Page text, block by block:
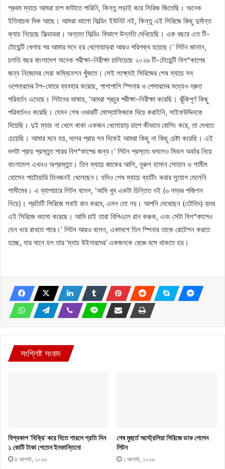
প্রথম ম্যাচে আমরা চাপ কাটাতে পারিনি, কিন্তু লড়াই করে সিরিজ জিতেছি। অনেক
ইতিবাচক দিক আছে। আমরা ভালো ফিল্ডিং ইউনিট নই, কিন্তু এই সিরিজে কিছু দুর্দান্ত
ক্যাচ নিয়েছে ফিল্ডাররা। অন্তত ফিল্ডিং বিভাগে উন্নতি দেখিয়েছি। এক বছরে এত টি-
টোয়েন্টি খেলার পর আমার মনে হয় খেলোয়াড়রা আরও পরিপক্ব হয়েছে।’ লিটন জানান,
চলতি বছর বাংলাদেশ অনেক পরীক্ষা-নিরীক্ষা চালিয়েছে ২০২৬ টি-টোয়েন্টি বিশ^কাপের
জন্য নিজেদের সেরা কম্বিনেশন খুঁজতে। সেই লক্ষ্যেই সিরিজের শেষ ম্যাচে সব
ওপেনারদের টপ-ফোরে ব্যবহার করেছে, পাশাপাশি স্পিনার ও পেসারদের মধ্যেও দ্রুত
পরিবর্তন এনেছে। লিটনের ভাষায়, ‘আমরা প্রচুর পরীক্ষা-নিরীক্ষা করেছি। ঝুঁকিপূর্ণ কিছু
পরিবর্তনও করেছি। যেমন শেষ ওভারটি মোস্তাফিজকে দিয়ে করাইনি, সাইফউদ্দিনকে
দিয়েছি। দুই ম্যাচ না খেলে থাকা একজন খেলোয়াড় চাপে কীভাবে বোলিং করে, তা দেখতে
চেয়েছি। আমার মনে হয়, দলের প্রায় সব দিকেই আমরা কিছু না কিছু চেষ্টা করেছি। এই
দলটা প্রায় প্রস্তুত পরের বিশ^কাপের জন্য।’ লিটন প্রস্তত বললেও মিডল অর্ডার নিয়ে
বাংলাদেশ এখনও অপ্রস্তুত। তিন ম্যাচে জাকের আলি, নুরুল হাসান সোহান ও শামীম
হোসেন পাটোয়ারি তিনজনই খেলেছেন। যদিও শেষ ম্যাচে ব্যাটিং করার সুযোগ মেলেনি
শামীমের। এ ব্যাপয়ারে লিটন বলেন, ‘আমি খুব একটা চিন্তিত নই (৬ নম্বর পজিশন
নিয়ে)। প্রতিটি সিরিজে সবাই রান করবে, এমন তো নয়। আপনি দেখেছেন (তৌহিদ) হৃদয়
এই সিরিজে ভালো করেছে। আমি চাই তারা বিপিএলে রান করুক, এবং সেটা বিশ^কাপেও
যেন ধরে রাখতে পারে।’ লিটন আরও বলেন, একাদশে তিন স্পিনার তাকে রোটেশন করতে
হচ্ছে, যার মানে হল তার ‘ম্যাচ উইনারদের’ একজনকে বেঞ্চে বসে থাকতে হয়।
সংশ্লিষ্ট সংবাদ
বিশ্বকাপ ‘বিক্রি’ করে দিতে পারলে প্রতি দিন
১ কোটি টাকা পেতেন ইনফান্তিনো
৪ আগস্ট, ২০২৬
শেষ মুহুর্তে অস্ট্রেলিয়া সিরিজে ডাক পেলেন
লিটন
১ আগস্ট, ২০২৬